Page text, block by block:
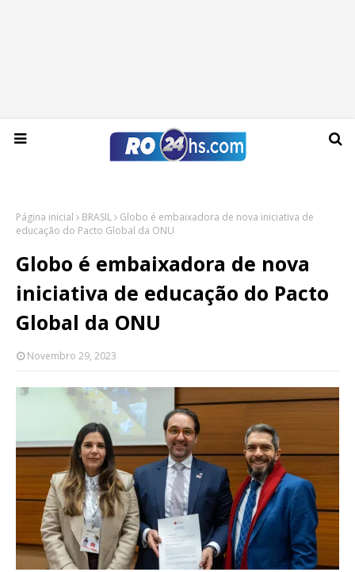
Domingo, 09 de agosto de 2026
Página inicial BRASIL
Globo é embaixadora de nova iniciativa de
educação do Pacto Global da ONU
Globo é embaixadora de nova
iniciativa de educação do Pacto
Global da ONU
Novembro 29, 2023